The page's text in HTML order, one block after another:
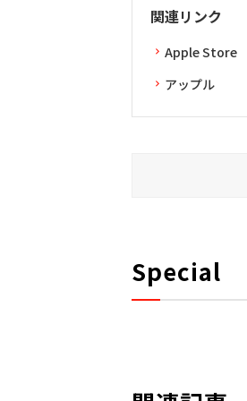
関連リンク
Apple Store
アップル
Special